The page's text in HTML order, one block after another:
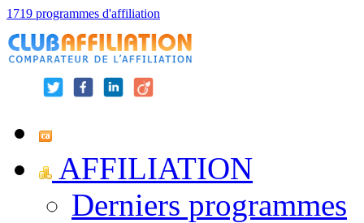
1719 programmes d'affiliation
AFFILIATION
Derniers programmes